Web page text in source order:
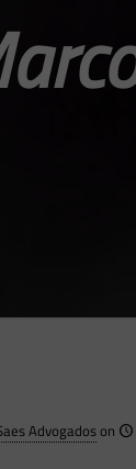
Advogadoson